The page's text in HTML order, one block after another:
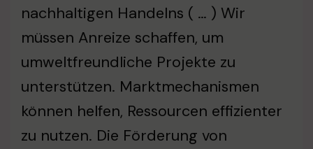
nachhaltigen Handelns ( … ) Wir
müssen Anreize schaffen, um
umweltfreundliche Projekte zu
unterstützen. Marktmechanismen
können helfen, Ressourcen effizienter
zu nutzen. Die Förderung von